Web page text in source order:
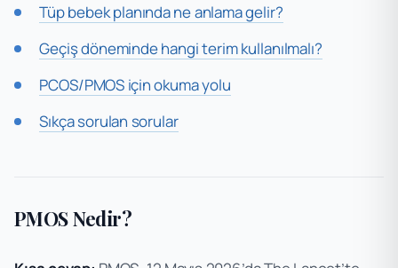
Tüp bebek planında ne anlama gelir?
Geçiş döneminde hangi terim kullanılmalı?
PCOS/PMOS için okuma yolu
Sıkça sorulan sorular
PMOS Nedir?